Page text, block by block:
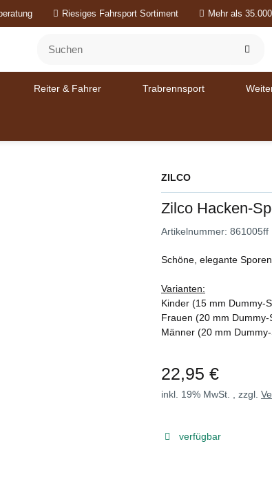
Riesiges Fahrsport Sortiment Mehr als
Reiter & Fahrer Trabrennsport
ZILCO
Zilco Hacken-
Artikelnummer: 861005ff
Schöne, elegante
Varianten:
Kinder (15 mm Dummy-
Frauen (20 mm Dummy-
Männer (20 mm
22,95 €
inkl. 19% MwSt. , zzgl.
verfügbar